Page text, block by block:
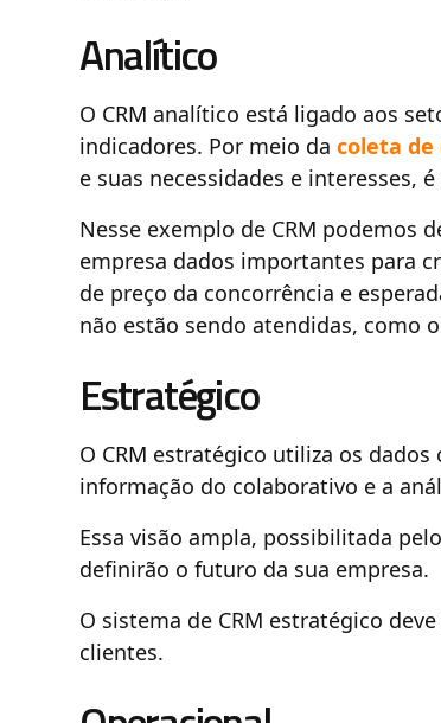
Analítico
O CRM analítico está ligado aos
indicadores. Por meio dacoleta de
e suas necessidades e interesses,
Nesse exemplo de CRM podemos
empresa dados importantes para
de preço da concorrência e
não estão sendo atendidas, como
Estratégico
O CRM estratégico utiliza os
informação do colaborativo e a
Essa visão ampla, possibilitada
definirão o futuro da sua empresa.
O sistema de CRM estratégico
clientes.